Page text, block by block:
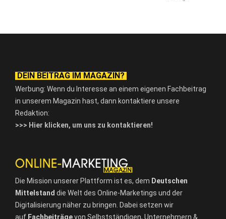
DEIN BEITRAG IM MAGAZIN?
Werbung: Wenn du Interesse an einem eigenen Fachbeitrag
in unserem Magazin hast, dann kontaktiere unsere
Redaktion:
>>> Hier klicken, um uns zu kontaktieren!
Die Mission unserer Plattform ist es, dem Deutschen
Mittelstand die Welt des Online-Marketings und der
Digitalisierung näher zu bringen. Dabei setzen wir
auf Fachbeiträgevon Selbstständigen, Unternehmern &